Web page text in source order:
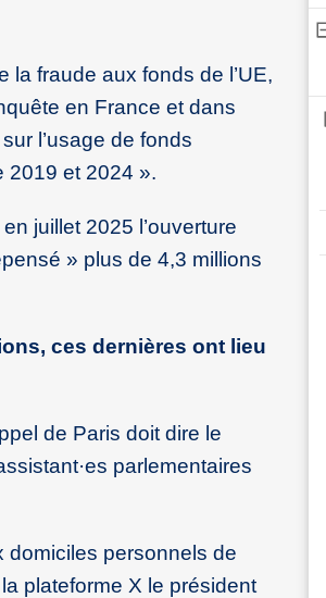
la fraude aux fonds de l’UE,
en France et dans
l’usage de fonds
2019 et 2024 ».
juillet 2025 l’ouverture
» plus de 4,3 millions
ces dernières ont lieu
de Paris doit dire le
·es parlementaires
domiciles personnels de
plateforme X le président